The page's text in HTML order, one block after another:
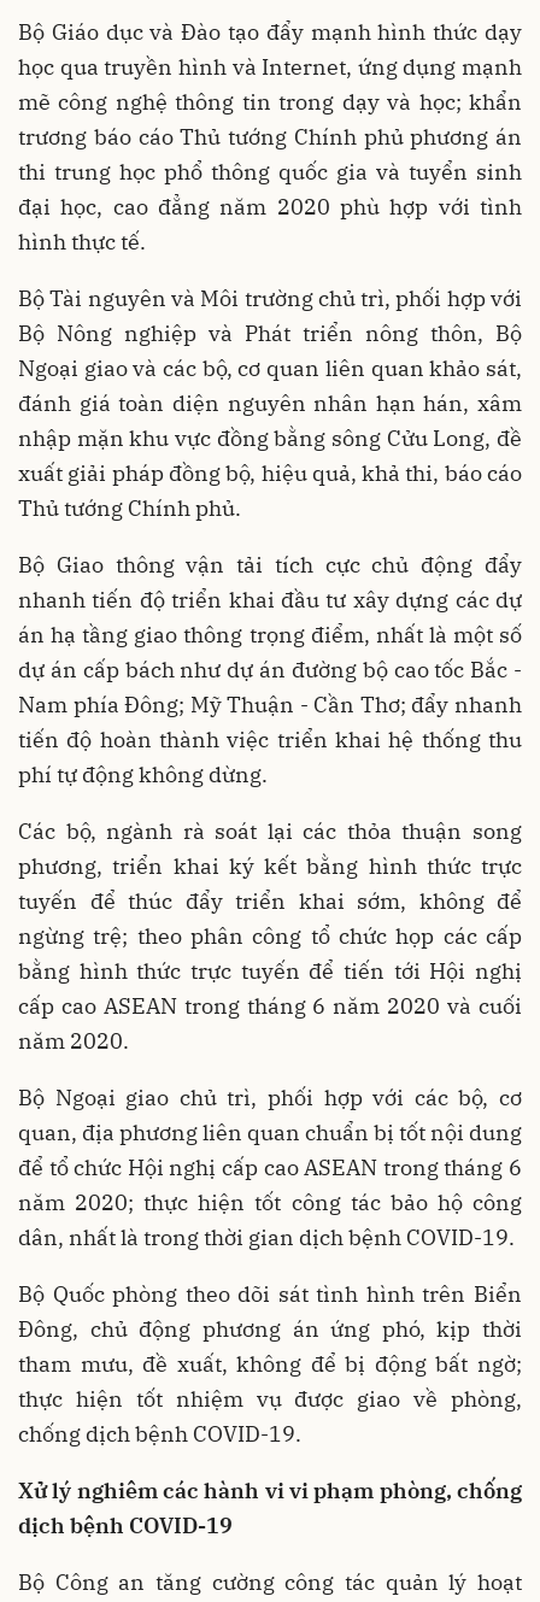
Bộ Giáo dục và Đào tạo đẩy mạnh hình thức dạy
học qua truyền hình và Internet, ứng dụng mạnh
mẽ công nghệ thông tin trong dạy và học; khẩn
trương báo cáo Thủ tướng Chính phủ phương án
thi trung học phổ thông quốc gia và tuyển sinh
đại học, cao đẳng năm 2020 phù hợp với tình
hình thực tế.
Bộ Tài nguyên và Môi trường chủ trì, phối hợp với
Bộ Nông nghiệp và Phát triển nông thôn, Bộ
Ngoại giao và các bộ, cơ quan liên quan khảo sát,
đánh giá toàn diện nguyên nhân hạn hán, xâm
nhập mặn khu vực đồng bằng sông Cửu Long, đề
xuất giải pháp đồng bộ, hiệu quả, khả thi, báo cáo
Thủ tướng Chính phủ.
Bộ Giao thông vận tải tích cực chủ động đẩy
nhanh tiến độ triển khai đầu tư xây dựng các dự
án hạ tầng giao thông trọng điểm, nhất là một số
dự án cấp bách như dự án đường bộ cao tốc Bắc -
Nam phía Đông; Mỹ Thuận - Cần Thơ; đẩy nhanh
tiến độ hoàn thành việc triển khai hệ thống thu
phí tự động không dừng.
Các bộ, ngành rà soát lại các thỏa thuận song
phương, triển khai ký kết bằng hình thức trực
tuyến để thúc đẩy triển khai sớm, không để
ngừng trệ; theo phân công tổ chức họp các cấp
bằng hình thức trực tuyến để tiến tới Hội nghị
cấp cao ASEAN trong tháng 6 năm 2020 và cuối
năm 2020.
Bộ Ngoại giao chủ trì, phối hợp với các bộ, cơ
quan, địa phương liên quan chuẩn bị tốt nội dung
để tổ chức Hội nghị cấp cao ASEAN trong tháng 6
năm 2020; thực hiện tốt công tác bảo hộ công
dân, nhất là trong thời gian dịch bệnh COVID-19.
Bộ Quốc phòng theo dõi sát tình hình trên Biển
Đông, chủ động phương án ứng phó, kịp thời
tham mưu, đề xuất, không để bị động bất ngờ;
thực hiện tốt nhiệm vụ được giao về phòng,
chống dịch bệnh COVID-19.
Xử lý nghiêm các hành vi vi phạm phòng, chống
dịch bệnh COVID-19
Bộ Công an tăng cường công tác quản lý hoạt